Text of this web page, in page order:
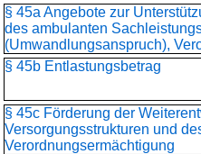
§ 45a Angebote zur
des ambulanten
(Umwandlungsanspruch),
§ 45b Entlastungsbetrag
§ 45c Förderung der
Versorgungsstrukturen und
Verordnungsermächtigung